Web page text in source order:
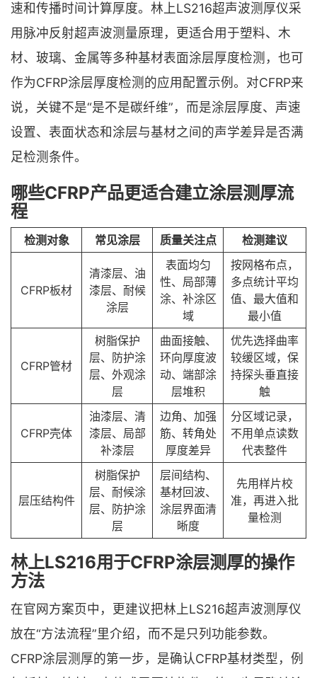
速和传播时间计算厚度。林上LS216超声波测厚仪采
用脉冲反射超声波测量原理，更适合用于塑料、木
材、玻璃、金属等多种基材表面涂层厚度检测，也可
作为CFRP涂层厚度检测的应用配置示例。对CFRP来
说，关键不是“是不是碳纤维”，而是涂层厚度、声速
设置、表面状态和涂层与基材之间的声学差异是否满
足检测条件。
哪些CFRP产品更适合建立涂层测厚流
程
检测对象 常见涂层 质量关注点 检测建议
CFRP板材
清漆层、油
漆层、耐候
涂层
表面均匀
性、局部薄
涂、补涂区
域
按网格布点，
多点统计平均
值、最大值和
最小值
CFRP管材
树脂保护
层、防护涂
层、外观涂
层
曲面接触、
环向厚度波
动、端部涂
层堆积
优先选择曲率
较缓区域，保
持探头垂直接
触
CFRP壳体
油漆层、清
漆层、局部
补漆层
边角、加强
筋、转角处
厚度差异
分区域记录，
不用单点读数
代表整件
层压结构件
树脂保护
层、耐候涂
层、防护涂
层
层间结构、
基材回波、
涂层界面清
晰度
先用样片校
准，再进入批
量检测
林上LS216用于CFRP涂层测厚的操作
方法
在官网方案页中，更建议把林上LS216超声波测厚仪
放在“方法流程”里介绍，而不是只列功能参数。
CFRP涂层测厚的第一步，是确认CFRP基材类型，例